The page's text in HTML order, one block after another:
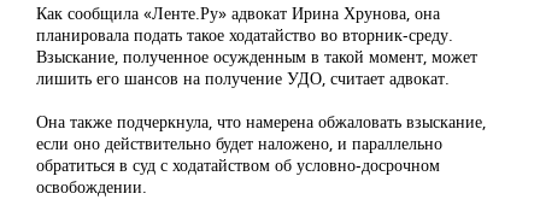
Как сообщила «Ленте.Ру» адвокат Ирина Хрунова, она
планировала подать такое ходатайство во вторник-среду.
Взыскание, полученное осужденным в такой момент, может
лишить его шансов на получение УДО, считает адвокат.
Она также подчеркнула, что намерена обжаловать взыскание,
если оно действительно будет наложено, и параллельно
обратиться в суд с ходатайством об условно-досрочном
освобождении.